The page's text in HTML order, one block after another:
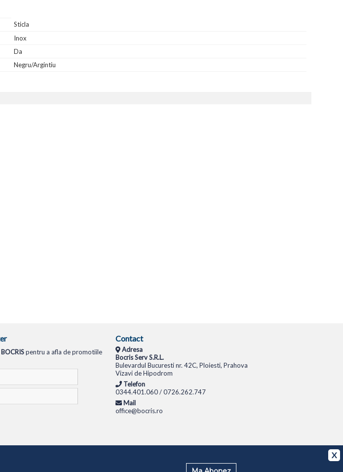
X
Sticla
Inox
Da
Negru/Argintiu
BOCRISpentru a afla de promotiile
Contact
Adresa
Bocris Serv S.R.L.
Bulevardul Bucuresti nr. 42C, Ploiesti, Prahova
Vizavi de Hipodrom
Telefon
0344.401.060 / 0726.262.747
Mail
office@bocris.ro
ROUTERE SWITCH-URI APARATE FOTO CAMERE VIDEO CAMERE DE SUPRAVEGHERE